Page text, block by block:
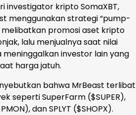
investigator kripto SomaXBT,
menggunakan strategi “pump-
melibatkan promosi aset kripto
lalu menjualnya saat nilai
investor lain yang
harga jatuh.
bahwa MrBeast terlibat
seperti SuperFarm ($SUPER),
dan SPLYT ($SHOPX).